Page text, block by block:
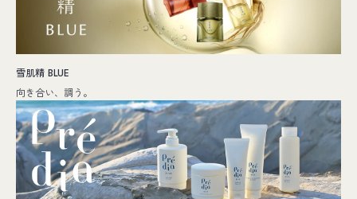
雪肌精 BLUE
向き合い、調う。